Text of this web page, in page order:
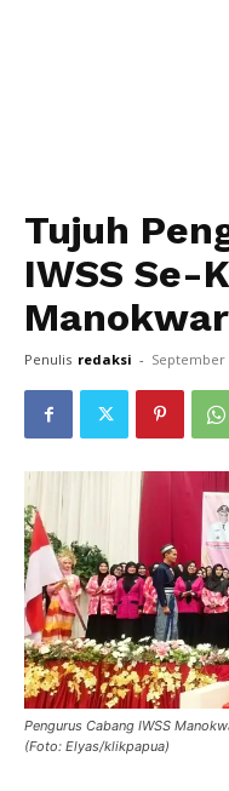
Tujuh
IWSS Se-
Penulis redaksi - September
Pengurus Cabang IWSS
(Foto: Elyas/klikpapua)